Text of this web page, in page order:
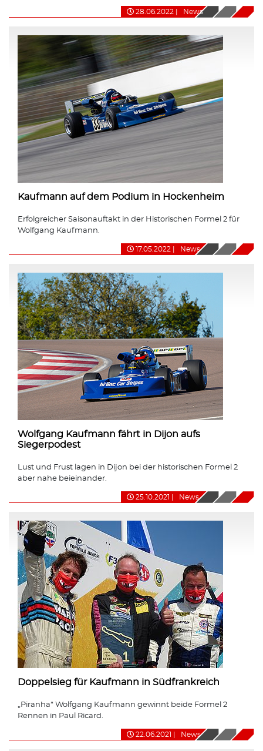
28.06.2022 News
Kaufmann auf dem Podium in Hockenheim
Erfolgreicher Saisonauftakt in der Historischen Formel 2 für
Wolfgang Kaufmann.
17.05.2022 News
Wolfgang Kaufmann fährt in Dijon aufs
Siegerpodest
Lust und Frust lagen in Dijon bei der historischen Formel 2
aber nahe beieinander.
25.10.2021 News
Doppelsieg für Kaufmann in Südfrankreich
„Piranha“ Wolfgang Kaufmann gewinnt beide Formel 2
Rennen in Paul Ricard.
22.06.2021 News